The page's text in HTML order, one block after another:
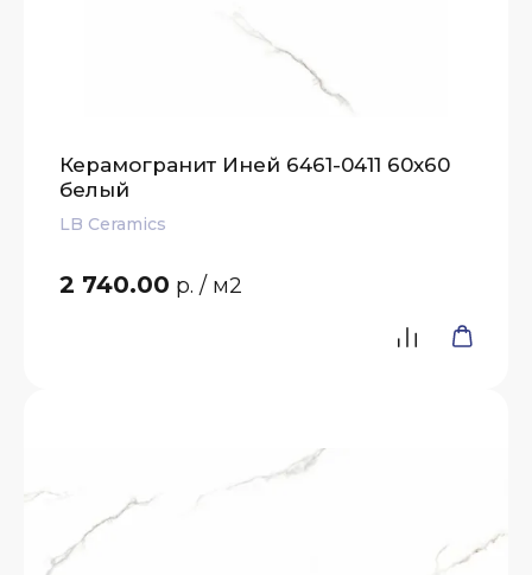
Керамогранит Иней 6461-0411 60х60
белый
LB Ceramics
2 740.00 р. / м2